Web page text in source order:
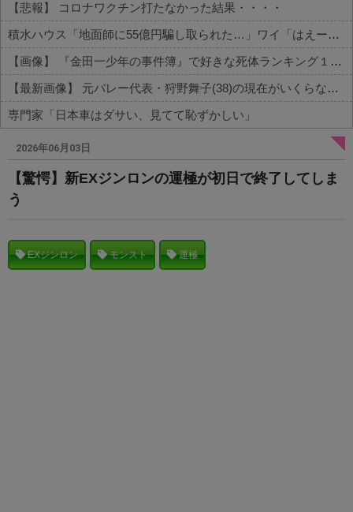
【悲報】 コロナワクチン打たなかった結果・・・・
積水ハウス「地面師に55億円騙し取られた…」ワイ「はえーかわいそう…会社滅茶苦茶やろなぁ」→
【画像】 『金田一少年の事件簿』で好きな死体ランキング１位がこちら！
【最新画像】 元バレー代表・狩野舞子(38)の現在がいくらなんでも即ハボすぎる！
専門家「日本車はダサい、見てて恥ずかしい」
Powered by livedoor 相互RSS
2026年06月03日
【驚愕】新EXジンロンの運極が初日で終了してしま
う
EXジンロン モンスト 運極